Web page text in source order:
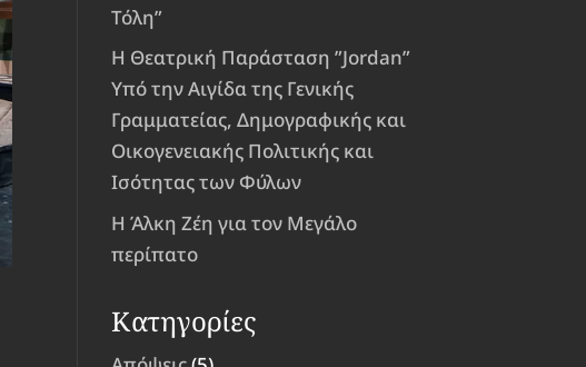
Τόλη”
Η Θεατρική Παράσταση ”Jordan”
Υπό την Αιγίδα της Γενικής
Γραμματείας, Δημογραφικής και
Οικογενειακής Πολιτικής και
Ισότητας των Φύλων
Η Άλκη Ζέη για τον Μεγάλο
περίπατο
Κατηγορίες